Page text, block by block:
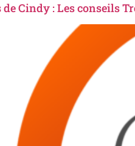
de Cindy : Les conseils